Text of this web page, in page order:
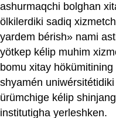
ashurmaqchi bolghan
ölkilerdiki sadiq
yardem bérish» nami
yötkep kélip muhim
bomu xitay
shyamén
ürümchige kélip
institutigha yerleshken.